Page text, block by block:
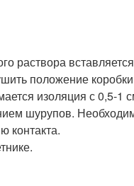
раствора
положение
изоляция с 0,5-1
шурупов.
контакта.